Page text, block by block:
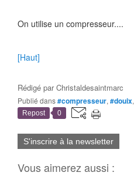
On utilise un compresseur....
[Haut]
Rédigé parChristaldesaintmarc
Publié dans#compresseur, #douix,
Repost 0
S'inscrire à la newsletter
Vous aimerez aussi :